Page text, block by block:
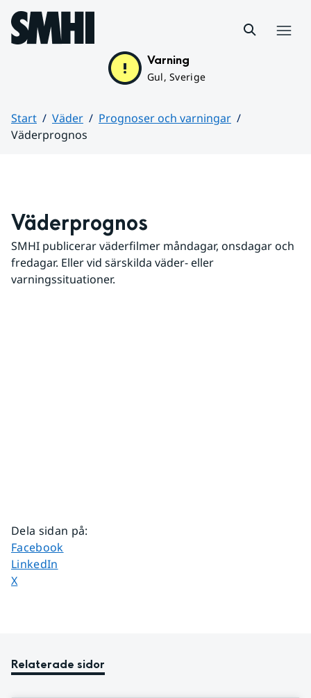
Hoppa till sidans innehåll
Varning
Gul, Sverige
Start Väder
Prognoser och varningar
Väderprognos
Väderprognos
SMHI publicerar väderfilmer måndagar, onsdagar och
fredagar. Eller vid särskilda väder- eller
varningssituationer.
Dela sidan på:
Dela sidan på
Facebook
Dela sidan på
LinkedIn
Dela sidan på
X
Relaterade sidor